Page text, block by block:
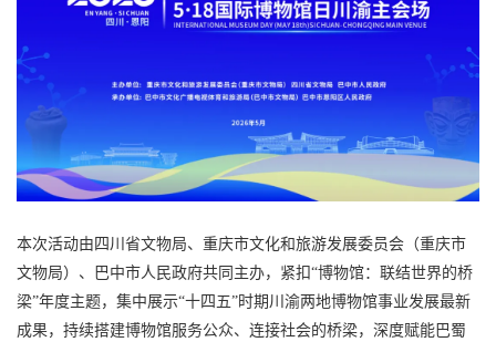
本次活动由四川省文物局、重庆市文化和旅游发展委员会（重庆市
文物局）、巴中市人民政府共同主办，紧扣“博物馆：联结世界的桥
梁”年度主题，集中展示“十四五”时期川渝两地博物馆事业发展最新
成果，持续搭建博物馆服务公众、连接社会的桥梁，深度赋能巴蜀